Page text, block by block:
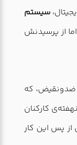
سیستم
از پرسیدنش
ضدونقیض، که
کارکنان
پس این کار